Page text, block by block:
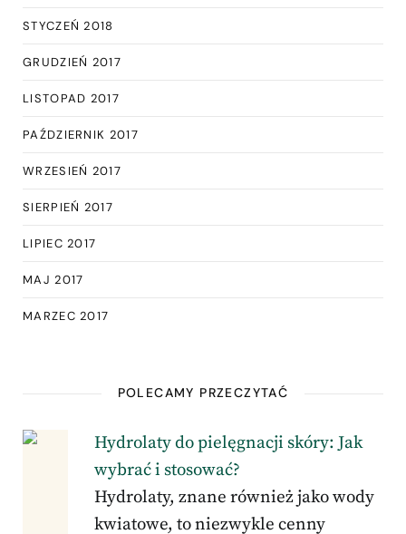
STYCZEŃ 2018
GRUDZIEŃ 2017
LISTOPAD 2017
PAŹDZIERNIK 2017
WRZESIEŃ 2017
SIERPIEŃ 2017
LIPIEC 2017
MAJ 2017
MARZEC 2017
POLECAMY PRZECZYTAĆ
Hydrolaty do pielęgnacji skóry: Jak
wybrać i stosować?
Hydrolaty, znane również jako wody
kwiatowe, to niezwykle cenny